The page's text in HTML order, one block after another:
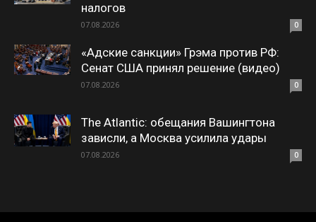
налогов
07.08.2026 0
«Адские санкции» Грэма против РФ:
Сенат США принял решение (видео)
07.08.2026 0
The Atlantic: обещания Вашингтона
зависли, а Москва усилила удары
07.08.2026 0